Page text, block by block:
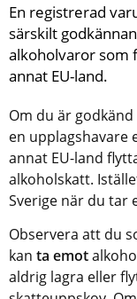
En registrerad
särskilt
alkoholvaror som
annat EU-land.
Om du är
en upplagshavare
annat EU-land
alkoholskatt.
Sverige när du tar
Observera att du
kan ta emot
aldrig lagra eller